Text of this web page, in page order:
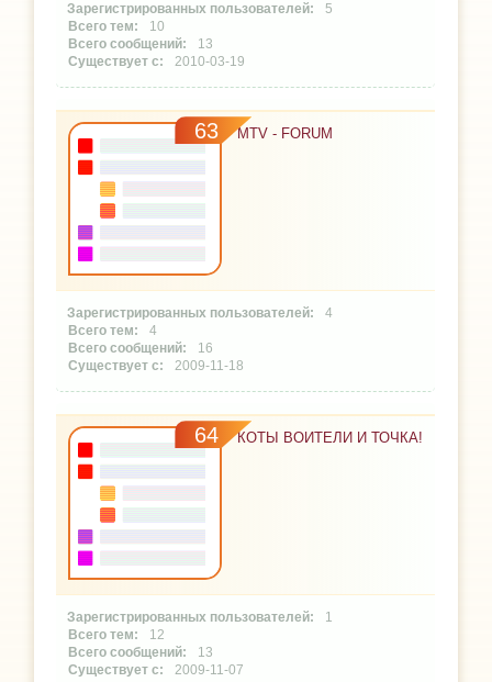
5
10
13
2010-03-19
63 MTV - FORUM
4
4
16
2009-11-18
64 КОТЫ ВОИТЕЛИ И ТОЧКА!
1
12
13
2009-11-07